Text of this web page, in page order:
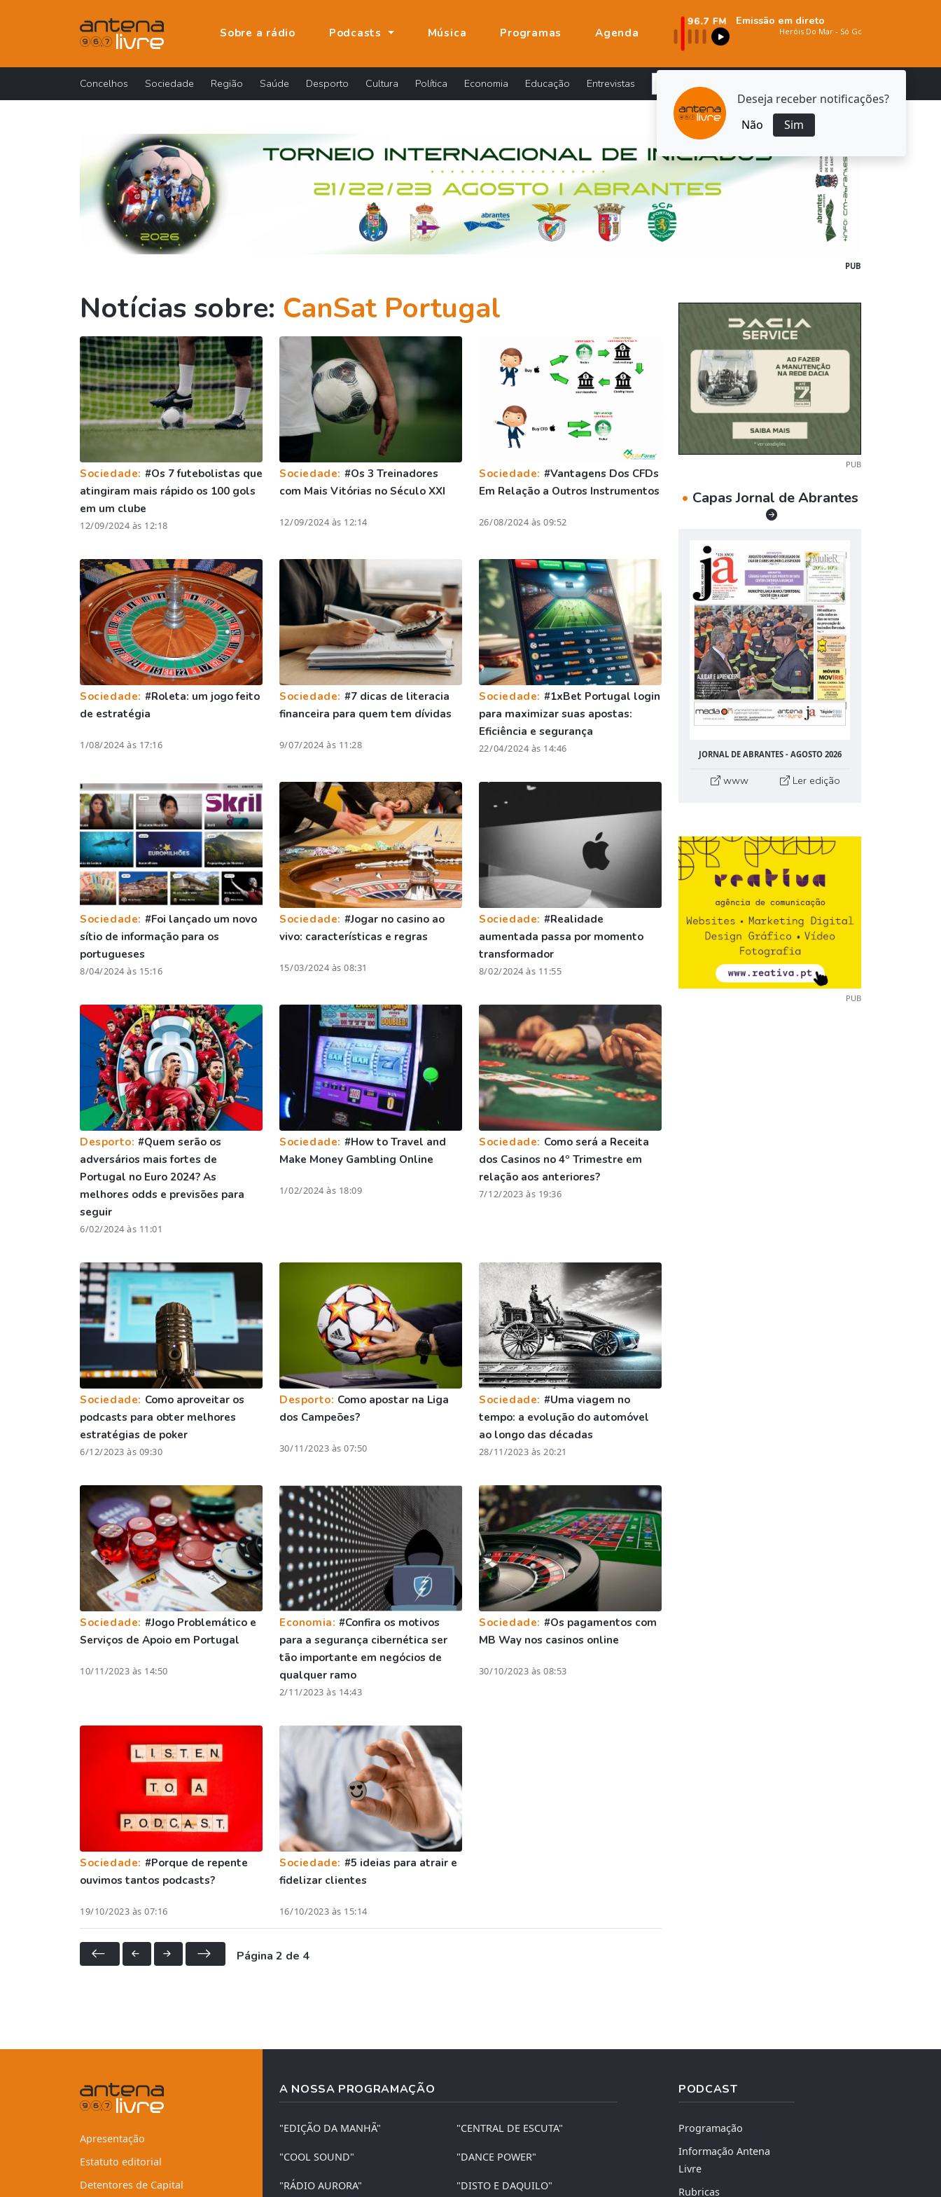
Deseja receber notificações?
Não
Sim
Sobre a rádio Podcasts Música Programas Agenda
Emissão em direto
Concelhos Sociedade Região Saúde Desporto Cultura Política Economia Educação Entrevistas
PUB
Notícias sobre: CanSat Portugal
Sociedade: #Os 7 futebolistas que
atingiram mais rápido os 100 gols
em um clube
12/09/2024 às 12:18
Sociedade: #Os 3 Treinadores
com Mais Vitórias no Século XXI
12/09/2024 às 12:14
Sociedade: #Vantagens Dos CFDs
Em Relação a Outros Instrumentos
26/08/2024 às 09:52
Sociedade: #Roleta: um jogo feito
de estratégia
1/08/2024 às 17:16
Sociedade: #7 dicas de literacia
financeira para quem tem dívidas
9/07/2024 às 11:28
Sociedade: #1xBet Portugal login
para maximizar suas apostas:
Eficiência e segurança
22/04/2024 às 14:46
Sociedade: #Foi lançado um novo
sítio de informação para os
portugueses
8/04/2024 às 15:16
Sociedade: #Jogar no casino ao
vivo: características e regras
15/03/2024 às 08:31
Sociedade: #Realidade
aumentada passa por momento
transformador
8/02/2024 às 11:55
Desporto:#Quem serão os
adversários mais fortes de
Portugal no Euro 2024? As
melhores odds e previsões para
seguir
6/02/2024 às 11:01
Sociedade: #How to Travel and
Make Money Gambling Online
1/02/2024 às 18:09
Sociedade: Como será a Receita
dos Casinos no 4º Trimestre em
relação aos anteriores?
7/12/2023 às 19:36
Sociedade: Como aproveitar os
podcasts para obter melhores
estratégias de poker
6/12/2023 às 09:30
Desporto: Como apostar na Liga
dos Campeões?
30/11/2023 às 07:50
Sociedade: #Uma viagem no
tempo: a evolução do automóvel
ao longo das décadas
28/11/2023 às 20:21
Sociedade: #Jogo Problemático e
Serviços de Apoio em Portugal
10/11/2023 às 14:50
Economia:#Confira os motivos
para a segurança cibernética ser
tão importante em negócios de
qualquer ramo
2/11/2023 às 14:43
Sociedade: #Os pagamentos com
MB Way nos casinos online
30/10/2023 às 08:53
Sociedade: #Porque de repente
ouvimos tantos podcasts?
19/10/2023 às 07:16
Sociedade: #5 ideias para atrair e
fidelizar clientes
16/10/2023 às 15:14
Página 2 de 4
PUB
• Capas Jornal de Abrantes
JORNAL DE ABRANTES - AGOSTO 2026
www Ler edição
PUB
Apresentação
Estatuto editorial
Detentores de Capital
A NOSSA PROGRAMAÇÃO
"EDIÇÃO DA MANHÃ" "CENTRAL DE ESCUTA"
"COOL SOUND" "DANCE POWER"
"RÁDIO AURORA" "DISTO E DAQUILO"
PODCAST
Programação
Informação Antena
Livre
Rubricas